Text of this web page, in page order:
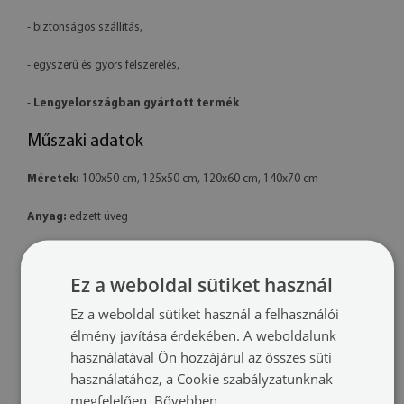
- biztonságos szállítás,
- egyszerű és gyors felszerelés,
- Lengyelországban gyártott termék
Műszaki adatok
Méretek: 100x50 cm, 125x50 cm, 120x60 cm, 140x70 cm
Anyag: edzett üveg
téglalap alakú
Felszerelés: a termék készen áll a felszerelésre. A csomag tartalmaz
professzionális polimer ragasztót is.
További információk:
Ez a weboldal sütiket használ
Ez a weboldal sütiket használ a felhasználói
élmény javítása érdekében. A weboldalunk
használatával Ön hozzájárul az összes süti
használatához, a Cookie szabályzatunknak
megfelelően. Bővebben